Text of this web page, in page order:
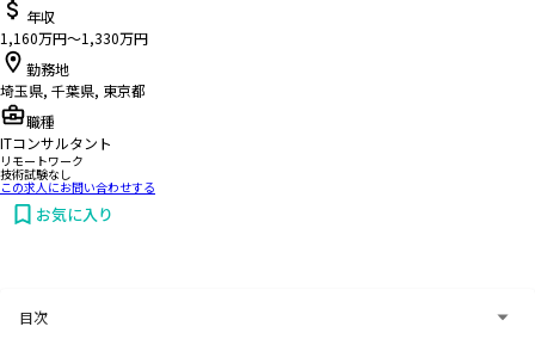
年収
1,160万円〜1,330万円
勤務地
埼玉県, 千葉県, 東京都
職種
ITコンサルタント
リモートワーク
技術試験なし
この求人にお問い合わせする
お気に入り
目次